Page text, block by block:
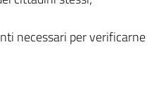
necessari per